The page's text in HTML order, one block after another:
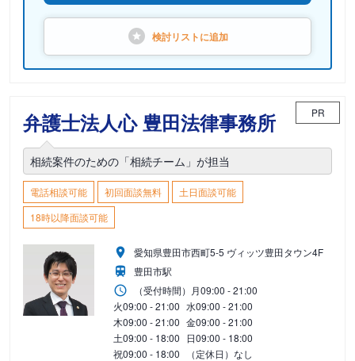
検討リストに追加
弁護士法人心 豊田法律事務所 PR
相続案件のための「相続チーム」が担当
電話相談可能 初回面談無料
土日面談可能
18時以降面談可能
愛知県豊田市西町5-5 ヴィッツ豊田タウン4F
豊田市駅
（受付時間） 月09:00 - 21:00
火09:00 - 21:00 水09:00 - 21:00
木09:00 - 21:00 金09:00 - 21:00
土09:00 - 18:00 日09:00 - 18:00
祝09:00 - 18:00 （定休日）なし